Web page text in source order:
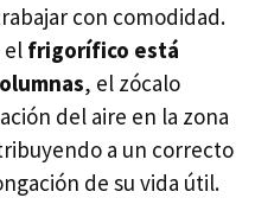
con comodidad.
el frigorífico está
, el zócalo
del aire en la zona
a un correcto
de su vida útil.